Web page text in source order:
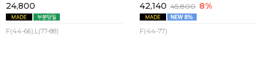
24,800
F(44-66),L(77-88)
42,140 45,800 8%
F(44-77)